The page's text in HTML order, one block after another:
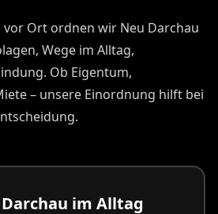
Ort ordnen wir Neu Darchau
Wege im Alltag,
Ob Eigentum,
– unsere Einordnung hilft bei
im Alltag